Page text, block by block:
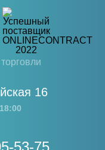
16
53-75